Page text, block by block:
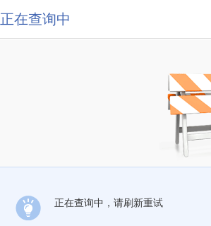
正在查询中
正在查询中，请刷新重试